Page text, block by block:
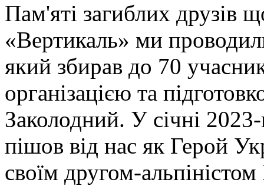
Пам'яті загиблих друзів
«Вертикаль» ми
який збирав до 70
організацією та
Заколодний. У січні 2023-
пішов від нас як Герой
своїм другом-